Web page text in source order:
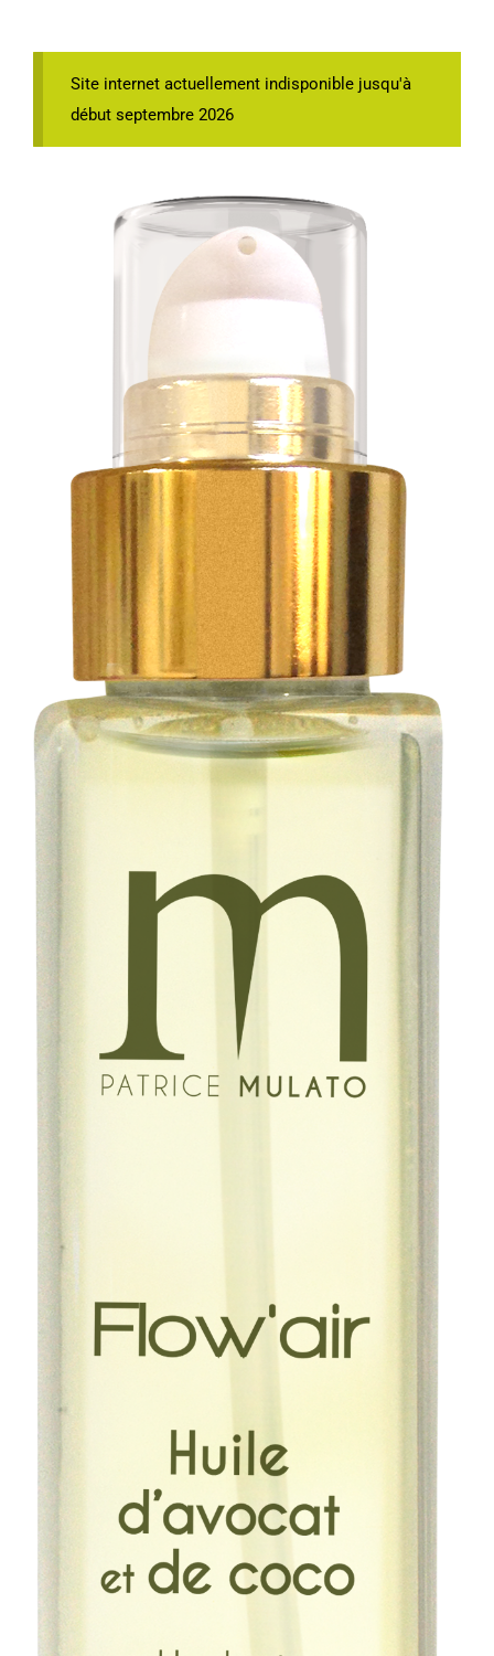
Site internet actuellement indisponible jusqu'à
début septembre 2026